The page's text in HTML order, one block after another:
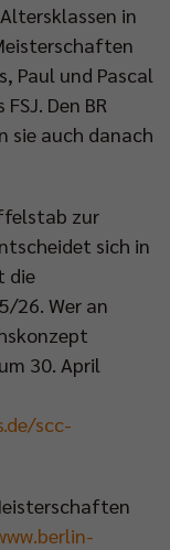
in
Paul und Pascal
Den BR
sie auch danach
zur
sich in
die
26. Wer an
30. April
scc-